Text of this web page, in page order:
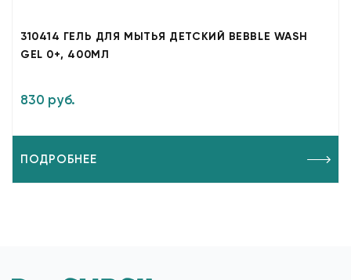
310414 ГЕЛЬ ДЛЯ МЫТЬЯ ДЕТСКИЙ BEBBLE WASH
GEL 0+, 400МЛ
830 руб.
ПОДРОБНЕЕ